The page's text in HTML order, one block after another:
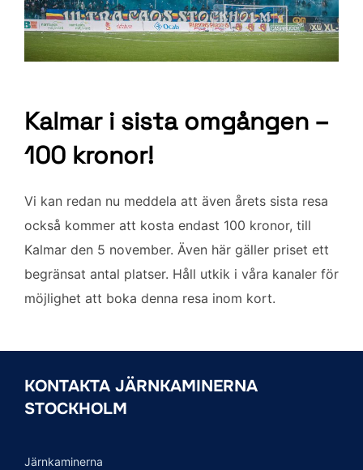
Kalmar i sista omgången –
100 kronor!
Vi kan redan nu meddela att även årets sista resa
också kommer att kosta endast 100 kronor, till
Kalmar den 5 november. Även här gäller priset ett
begränsat antal platser. Håll utkik i våra kanaler för
möjlighet att boka denna resa inom kort.
KONTAKTA JÄRNKAMINERNA
STOCKHOLM
Järnkaminerna